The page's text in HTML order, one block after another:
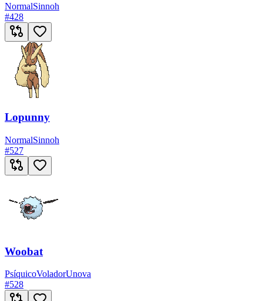
NormalSinnoh
#428
Lopunny
NormalSinnoh
#527
Woobat
PsíquicoVoladorUnova
#528